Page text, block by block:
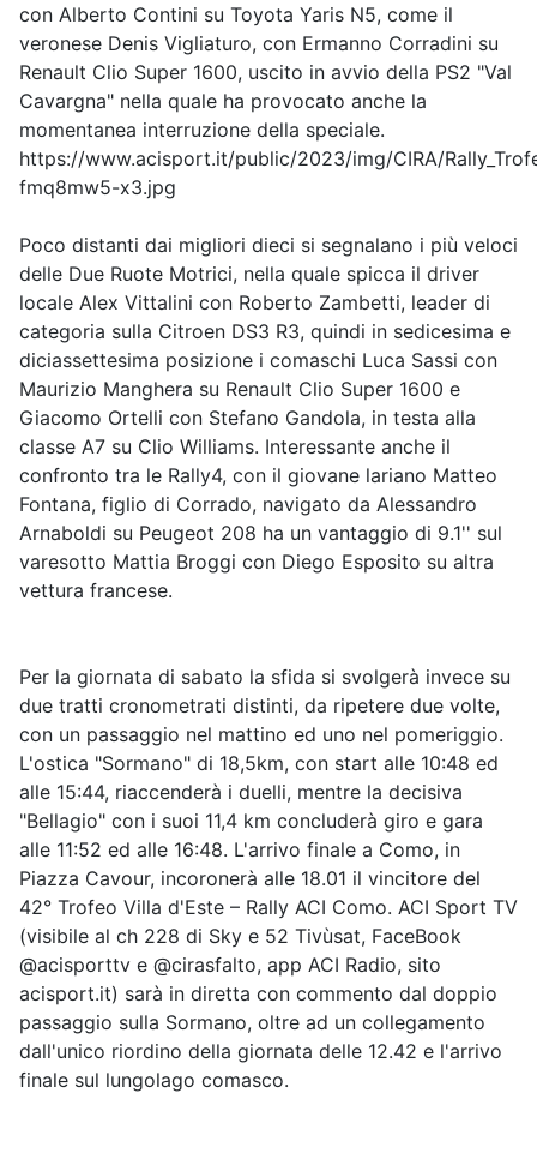
con Alberto Contini su Toyota Yaris N5, come il
veronese Denis Vigliaturo, con Ermanno Corradini su
Renault Clio Super 1600, uscito in avvio della PS2 "Val
Cavargna" nella quale ha provocato anche la
momentanea interruzione della speciale.
https://www.acisport.it/public/2023/img/CIRA/
fmq8mw5-x3.jpg
Poco distanti dai migliori dieci si segnalano i più veloci
delle Due Ruote Motrici, nella quale spicca il driver
locale Alex Vittalini con Roberto Zambetti, leader di
categoria sulla Citroen DS3 R3, quindi in sedicesima e
diciassettesima posizione i comaschi Luca Sassi con
Maurizio Manghera su Renault Clio Super 1600 e
Giacomo Ortelli con Stefano Gandola, in testa alla
classe A7 su Clio Williams. Interessante anche il
confronto tra le Rally4, con il giovane lariano Matteo
Fontana, figlio di Corrado, navigato da Alessandro
Arnaboldi su Peugeot 208 ha un vantaggio di 9.1'' sul
varesotto Mattia Broggi con Diego Esposito su altra
vettura francese.
Per la giornata di sabato la sfida si svolgerà invece su
due tratti cronometrati distinti, da ripetere due volte,
con un passaggio nel mattino ed uno nel pomeriggio.
L'ostica "Sormano" di 18,5km, con start alle 10:48 ed
alle 15:44, riaccenderà i duelli, mentre la decisiva
"Bellagio" con i suoi 11,4 km concluderà giro e gara
alle 11:52 ed alle 16:48. L'arrivo finale a Como, in
Piazza Cavour, incoronerà alle 18.01 il vincitore del
42° Trofeo Villa d'Este – Rally ACI Como. ACI Sport TV
(visibile al ch 228 di Sky e 52 Tivùsat, FaceBook
@acisporttv e @cirasfalto, app ACI Radio, sito
acisport.it) sarà in diretta con commento dal doppio
passaggio sulla Sormano, oltre ad un collegamento
dall'unico riordino della giornata delle 12.42 e l'arrivo
finale sul lungolago comasco.